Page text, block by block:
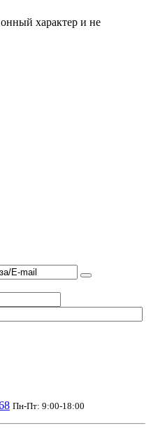
характер и не
Пн-Пт: 9:00-18:00